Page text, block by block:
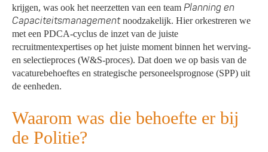
krijgen, was ook het neerzetten van een teamPlanning en
Capaciteitsmanagementnoodzakelijk. Hier orkestreren we
met een PDCA-cyclus de inzet van de juiste
recruitmentexpertises op het juiste moment binnen het werving-
en selectieproces (W&S-proces). Dat doen we op basis van de
vacaturebehoeftes en strategische personeelsprognose (SPP) uit
de eenheden.
Waarom was die behoefte er bij
de Politie?